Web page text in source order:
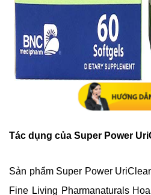
Tác dụng của Super Power
Sản phẩm Super Power
Fine Living Pharmanaturals